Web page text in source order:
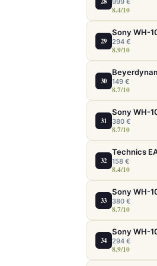
999 €
8.4/10
29 294 €
8.9/10
30 149 €
8.7/10
31 380 €
8.7/10
32
Technics
158 €
8.4/10
33 380 €
8.7/10
34 294 €
8.9/10